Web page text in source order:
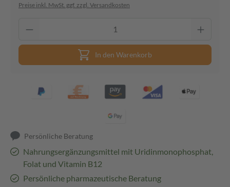
Preise inkl. MwSt. ggf. zzgl. Versandkosten
In den Warenkorb
Persönliche Beratung
Nahrungsergänzungsmittel mit Uridinmonophosphat,
Folat und Vitamin B12
Persönliche pharmazeutische Beratung